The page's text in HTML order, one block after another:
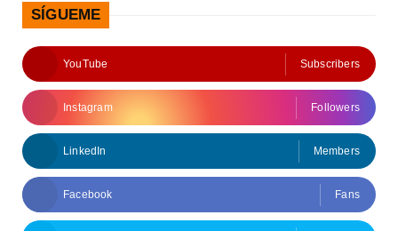
SÍGUEME
YouTube Subscribers
Instagram Followers
LinkedIn Members
Facebook Fans